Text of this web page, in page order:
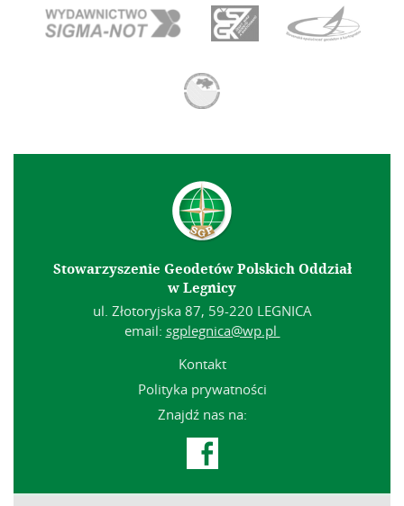
Stowarzyszenie Geodetów Polskich Oddział
w Legnicy
ul. Złotoryjska 87, 59-220 LEGNICA
email: sgplegnica@wp.pl
Kontakt
Polityka prywatności
Znajdź nas na:
